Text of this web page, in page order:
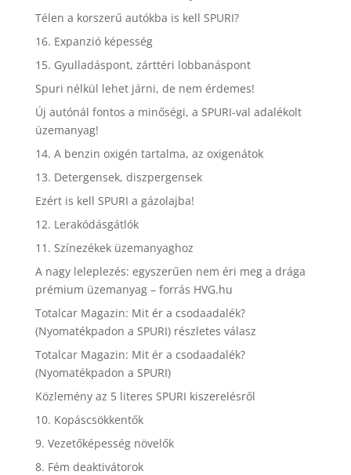
Télen a korszerű autókba is kell SPURI?
16. Expanzió képesség
15. Gyulladáspont, zárttéri lobbanáspont
Spuri nélkül lehet járni, de nem érdemes!
Új autónál fontos a minőségi, a SPURI-val adalékolt
üzemanyag!
14. A benzin oxigén tartalma, az oxigenátok
13. Detergensek, diszpergensek
Ezért is kell SPURI a gázolajba!
12. Lerakódásgátlók
11. Színezékek üzemanyaghoz
A nagy leleplezés: egyszerűen nem éri meg a drága
prémium üzemanyag – forrás HVG.hu
Totalcar Magazin: Mit ér a csodaadalék?
(Nyomatékpadon a SPURI) részletes válasz
Totalcar Magazin: Mit ér a csodaadalék?
(Nyomatékpadon a SPURI)
Közlemény az 5 literes SPURI kiszerelésről
10. Kopáscsökkentők
9. Vezetőképesség növelők
8. Fém deaktivátorok